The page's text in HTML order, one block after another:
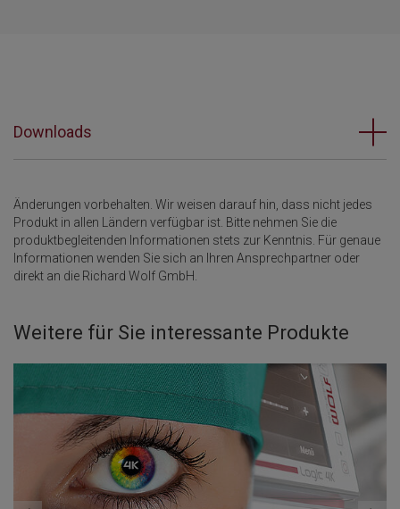
Downloads
Änderungen vorbehalten. Wir weisen darauf hin, dass nicht jedes
Produkt in allen Ländern verfügbar ist. Bitte nehmen Sie die
produktbegleitenden Informationen stets zur Kenntnis. Für genaue
Informationen wenden Sie sich an Ihren Ansprechpartner oder
direkt an die Richard Wolf GmbH.
Weitere für Sie interessante Produkte